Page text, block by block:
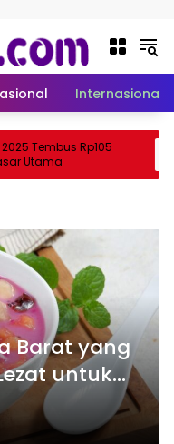
Internasional
Tembus Rp105
Utama
Barat yang
untuk